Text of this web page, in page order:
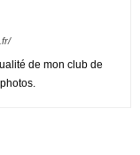
de mon club de